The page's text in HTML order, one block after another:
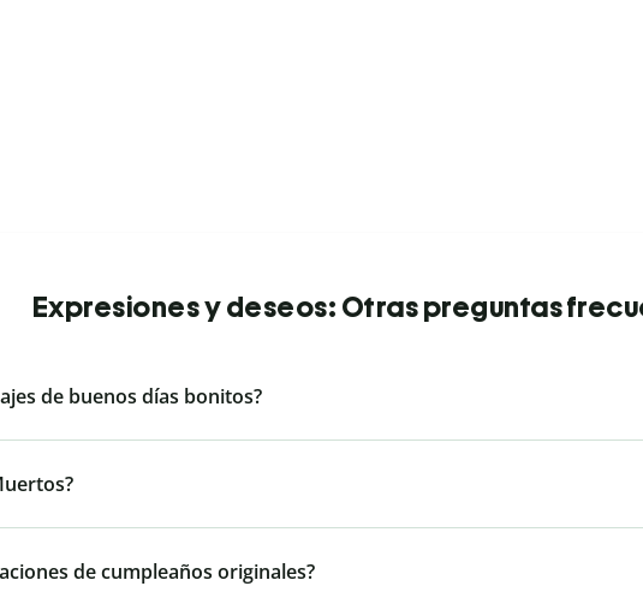
Expresiones y deseos: Otras preguntas
de buenos días bonitos?
de cumpleaños originales?